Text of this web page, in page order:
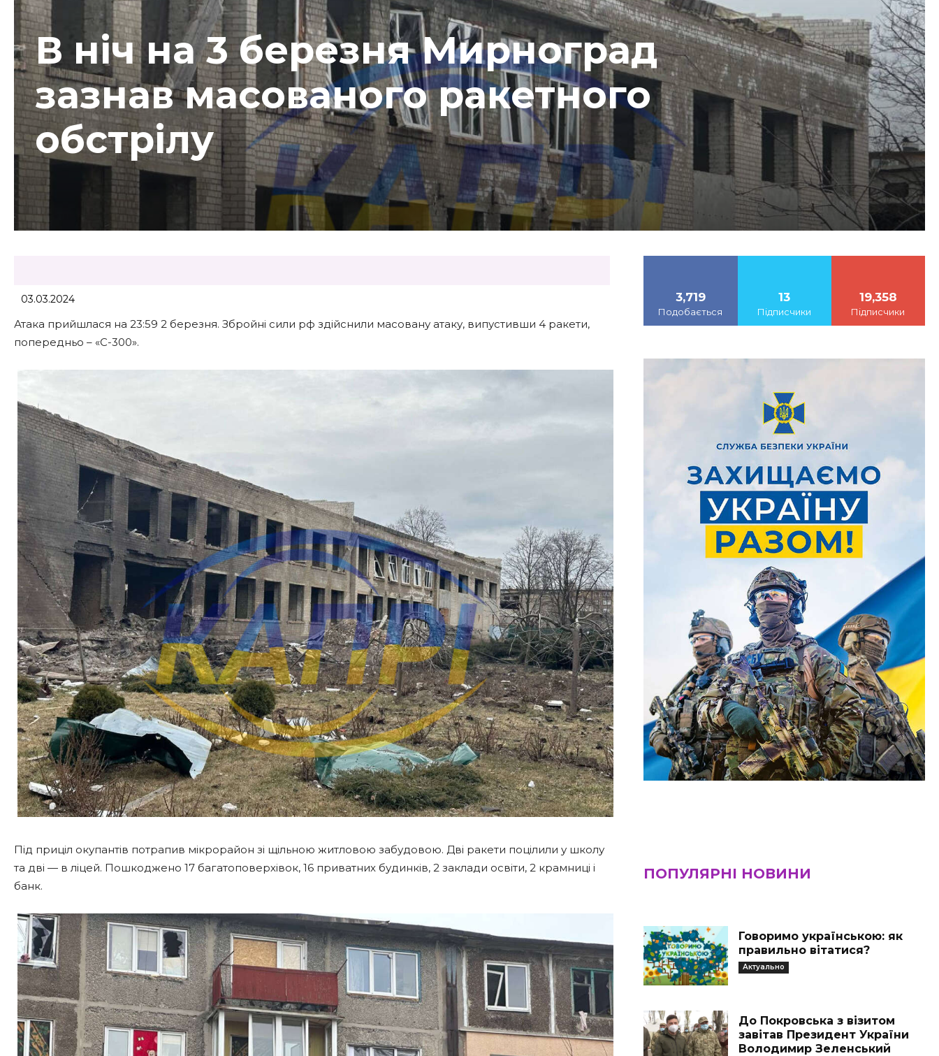
В ніч на 3 березня Мирноград
зазнав масованого ракетного
обстрілу
03.03.2024
Атака прийшлася на 23:59 2 березня. Збройні сили рф здійснили масовану атаку, випустивши 4 ракети,
попередньо – «С-300».
Під приціл окупантів потрапив мікрорайон зі щільною житловою забудовою. Дві ракети поцілили у школу
та дві — в ліцей. Пошкоджено 17 багатоповерхівок, 16 приватних будинків, 2 заклади освіти, 2 крамниці і
банк.
3,719
Подобається
13
Підписчики
19,358
Підписчики
ПОПУЛЯРНІ НОВИНИ
Говоримо українською: як
правильно вітатися?
Актуально
До Покровська з візитом
завітав Президент України
Володимир Зеленський